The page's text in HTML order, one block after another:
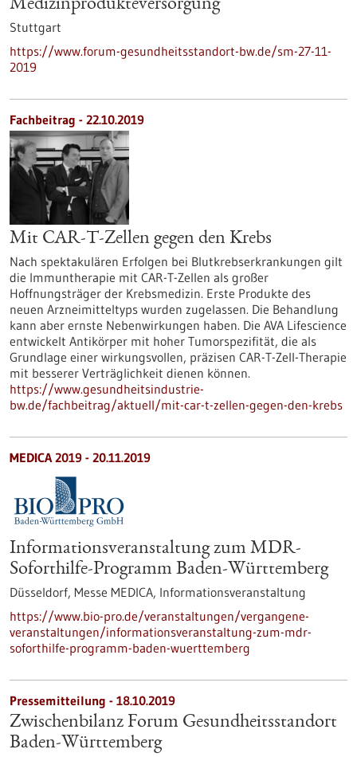
Medizinprodukteversorgung
Stuttgart
https://www.forum-gesundheitsstandort-bw.de/sm-27-11-
2019
Fachbeitrag - 22.10.2019
Mit CAR-T-Zellen gegen den Krebs
Nach spektakulären Erfolgen bei Blutkrebserkrankungen gilt
die Immuntherapie mit CAR-T-Zellen als großer
Hoffnungsträger der Krebsmedizin. Erste Produkte des
neuen Arzneimitteltyps wurden zugelassen. Die Behandlung
kann aber ernste Nebenwirkungen haben. Die AVA Lifescience
entwickelt Antikörper mit hoher Tumorspezifität, die als
Grundlage einer wirkungsvollen, präzisen CAR-T-Zell-Therapie
mit besserer Verträglichkeit dienen können.
https://www.gesundheitsindustrie-
bw.de/fachbeitrag/aktuell/mit-car-t-zellen-gegen-den-krebs
MEDICA 2019 - 20.11.2019
Informationsveranstaltung zum MDR-
Soforthilfe-Programm Baden-Württemberg
Düsseldorf, Messe MEDICA, Informationsveranstaltung
https://www.bio-pro.de/veranstaltungen/vergangene-
veranstaltungen/informationsveranstaltung-zum-mdr-
soforthilfe-programm-baden-wuerttemberg
Pressemitteilung - 18.10.2019
Zwischenbilanz Forum Gesundheitsstandort
Baden-Württemberg